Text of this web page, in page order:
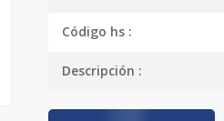
Código hs :
Descripción :